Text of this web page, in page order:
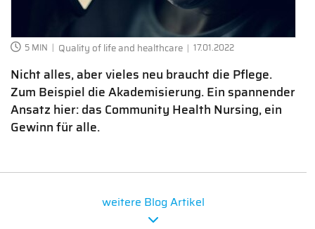
5 MIN Quality of life and healthcare 17.01.2022
Nicht alles, aber vieles neu braucht die Pflege.
Zum Beispiel die Akademisierung. Ein spannender
Ansatz hier: das Community Health Nursing, ein
Gewinn für alle.
weitere Blog Artikel